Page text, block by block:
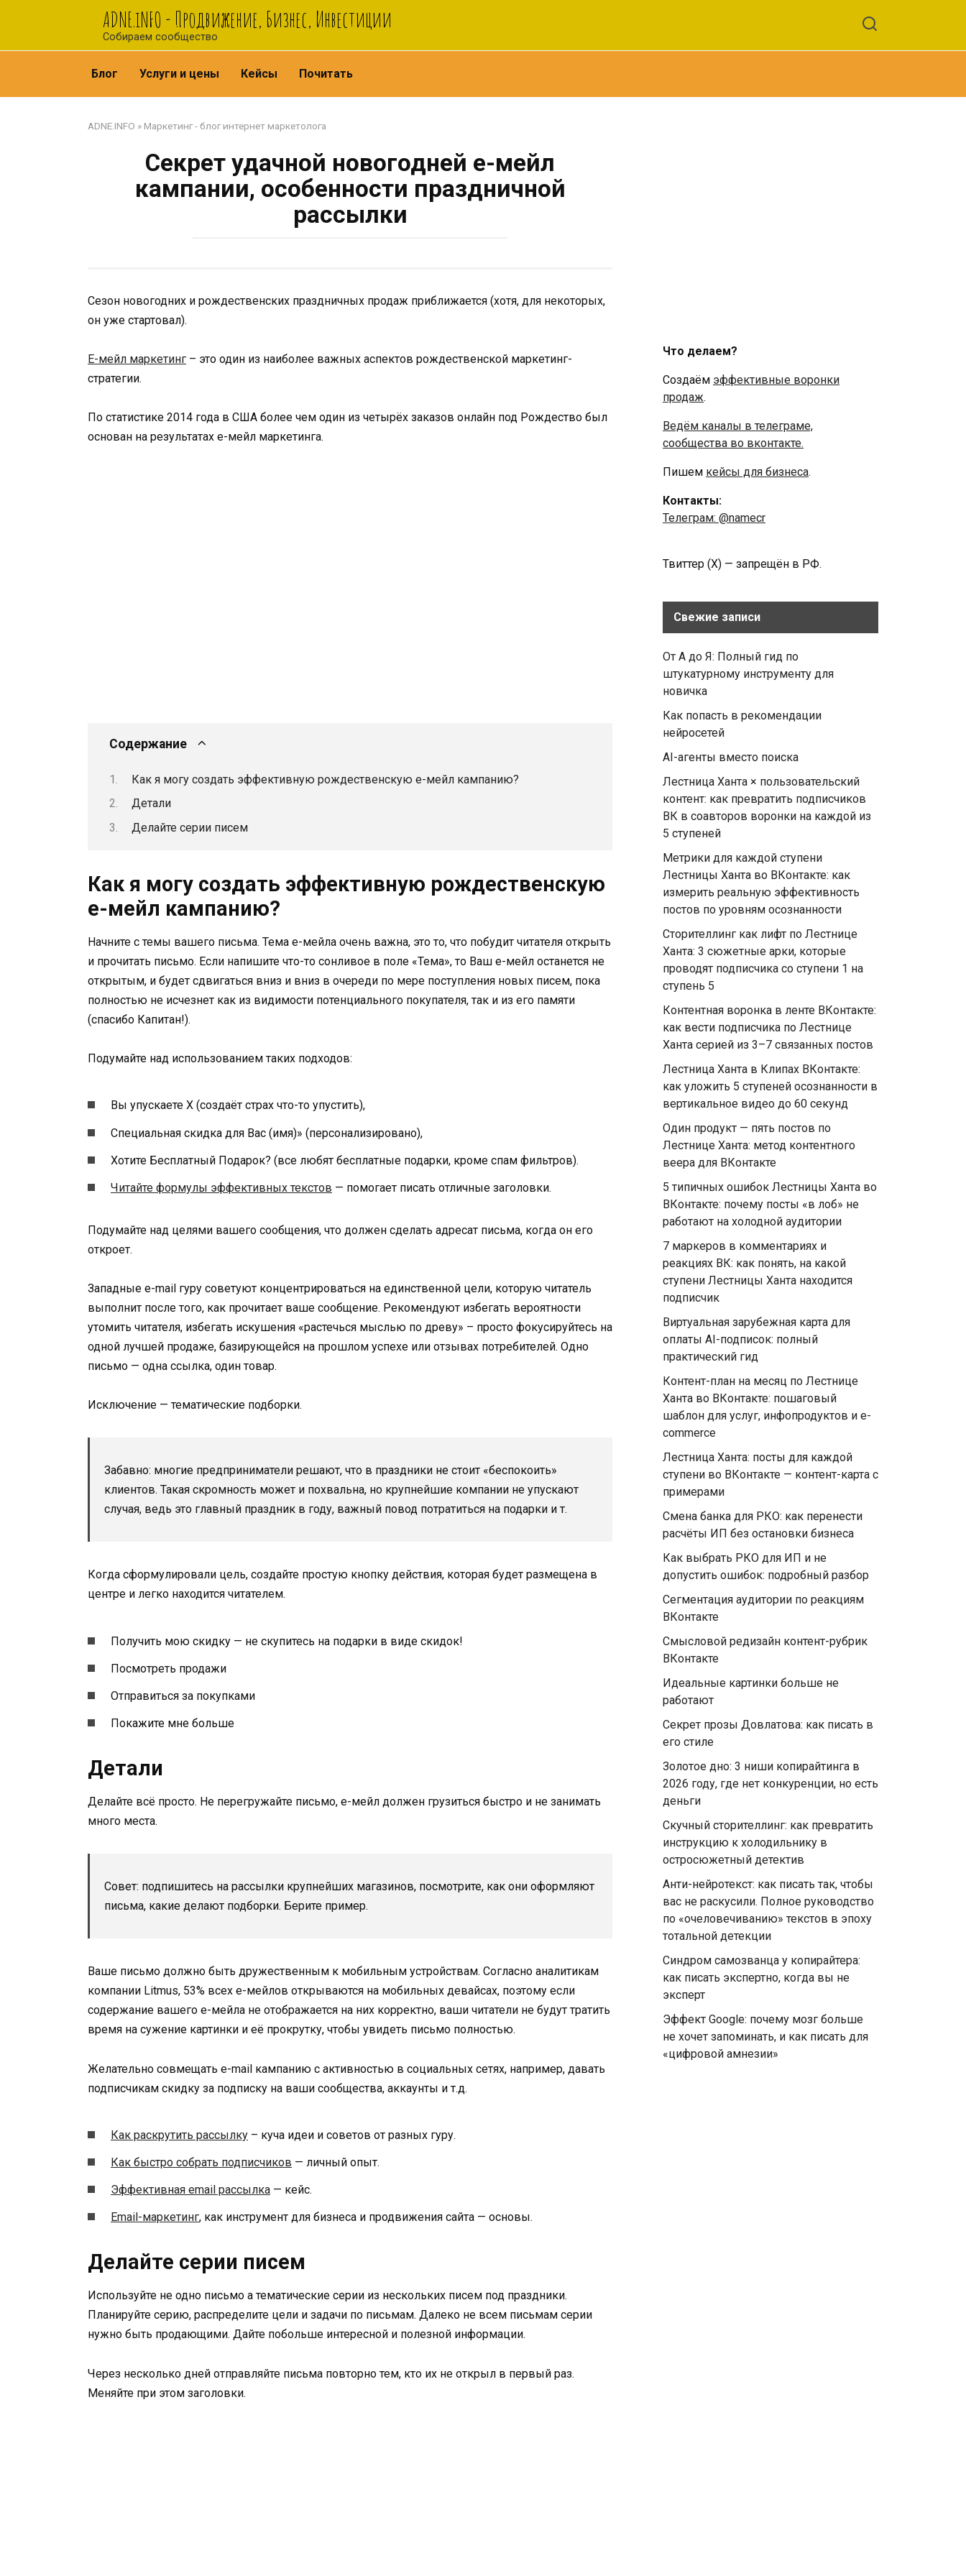
ADNE.iNFO - Продвижение, Бизнес, Инвестиции
Собираем сообщество
Блог Услуги и цены Кейсы Почитать
ADNE.INFO » Маркетинг - блог интернет маркетолога
Секрет удачной новогодней е-мейл
кампании, особенности праздничной
рассылки
Сезон новогодних и рождественских праздничных продаж приближается (хотя, для некоторых,
он уже стартовал).
Е-мейл маркетинг – это один из наиболее важных аспектов рождественской маркетинг-
стратегии.
По статистике 2014 года в США более чем один из четырёх заказов онлайн под Рождество был
основан на результатах е-мейл маркетинга.
Содержание
Как я могу создать эффективную рождественскую е-мейл кампанию?
Детали
Делайте серии писем
Как я могу создать эффективную рождественскую
е-мейл кампанию?
Начните с темы вашего письма. Тема е-мейла очень важна, это то, что побудит читателя открыть
и прочитать письмо. Если напишите что-то сонливое в поле «Тема», то Ваш е-мейл останется не
открытым, и будет сдвигаться вниз и вниз в очереди по мере поступления новых писем, пока
полностью не исчезнет как из видимости потенциального покупателя, так и из его памяти
(спасибо Капитан!).
Подумайте над использованием таких подходов:
Вы упускаете Х (создаёт страх что-то упустить),
Специальная скидка для Вас (имя)» (персонализировано),
Хотите Бесплатный Подарок? (все любят бесплатные подарки, кроме спам фильтров).
Читайте формулы эффективных текстов — помогает писать отличные заголовки.
Подумайте над целями вашего сообщения, что должен сделать адресат письма, когда он его
откроет.
Западные e-mail гуру советуют концентрироваться на единственной цели, которую читатель
выполнит после того, как прочитает ваше сообщение. Рекомендуют избегать вероятности
утомить читателя, избегать искушения «растечься мыслью по древу» – просто фокусируйтесь на
одной лучшей продаже, базирующейся на прошлом успехе или отзывах потребителей. Одно
письмо — одна ссылка, один товар.
Исключение — тематические подборки.
Забавно: многие предприниматели решают, что в праздники не стоит «беспокоить»
клиентов. Такая скромность может и похвальна, но крупнейшие компании не упускают
случая, ведь это главный праздник в году, важный повод потратиться на подарки и т.
Когда сформулировали цель, создайте простую кнопку действия, которая будет размещена в
центре и легко находится читателем.
Получить мою скидку — не скупитесь на подарки в виде скидок!
Посмотреть продажи
Отправиться за покупками
Покажите мне больше
Детали
Делайте всё просто. Не перегружайте письмо, е-мейл должен грузиться быстро и не занимать
много места.
Совет: подпишитесь на рассылки крупнейших магазинов, посмотрите, как они оформляют
письма, какие делают подборки. Берите пример.
Ваше письмо должно быть дружественным к мобильным устройствам. Согласно аналитикам
компании Litmus, 53% всех е-мейлов открываются на мобильных девайсах, поэтому если
содержание вашего е-мейла не отображается на них корректно, ваши читатели не будут тратить
время на сужение картинки и её прокрутку, чтобы увидеть письмо полностью.
Желательно совмещать e-mail кампанию с активностью в социальных сетях, например, давать
подписчикам скидку за подписку на ваши сообщества, аккаунты и т.д.
Как раскрутить рассылку – куча идеи и советов от разных гуру.
Как быстро собрать подписчиков — личный опыт.
Эффективная email рассылка — кейс.
Email-маркетинг, как инструмент для бизнеса и продвижения сайта — основы.
Делайте серии писем
Используйте не одно письмо а тематические серии из нескольких писем под праздники.
Планируйте серию, распределите цели и задачи по письмам. Далеко не всем письмам серии
нужно быть продающими. Дайте побольше интересной и полезной информации.
Через несколько дней отправляйте письма повторно тем, кто их не открыл в первый раз.
Меняйте при этом заголовки.
Что делаем?
Создаём эффективные воронки
продаж.
Ведём каналы в телеграме,
сообщества во вконтакте.
Пишем кейсы для бизнеса.
Контакты:
Телеграм: @namecr
Твиттер (Х) — запрещён в РФ.
Свежие записи
От А до Я: Полный гид по
штукатурному инструменту для
новичка
Как попасть в рекомендации
нейросетей
AI-агенты вместо поиска
Лестница Ханта × пользовательский
контент: как превратить подписчиков
ВК в соавторов воронки на каждой из
5 ступеней
Метрики для каждой ступени
Лестницы Ханта во ВКонтакте: как
измерить реальную эффективность
постов по уровням осознанности
Сторителлинг как лифт по Лестнице
Ханта: 3 сюжетные арки, которые
проводят подписчика со ступени 1 на
ступень 5
Контентная воронка в ленте ВКонтакте:
как вести подписчика по Лестнице
Ханта серией из 3–7 связанных постов
Лестница Ханта в Клипах ВКонтакте:
как уложить 5 ступеней осознанности в
вертикальное видео до 60 секунд
Один продукт — пять постов по
Лестнице Ханта: метод контентного
веера для ВКонтакте
5 типичных ошибок Лестницы Ханта во
ВКонтакте: почему посты «в лоб» не
работают на холодной аудитории
7 маркеров в комментариях и
реакциях ВК: как понять, на какой
ступени Лестницы Ханта находится
подписчик
Виртуальная зарубежная карта для
оплаты AI-подписок: полный
практический гид
Контент-план на месяц по Лестнице
Ханта во ВКонтакте: пошаговый
шаблон для услуг, инфопродуктов и e-
commerce
Лестница Ханта: посты для каждой
ступени во ВКонтакте — контент-карта с
примерами
Смена банка для РКО: как перенести
расчёты ИП без остановки бизнеса
Как выбрать РКО для ИП и не
допустить ошибок: подробный разбор
Сегментация аудитории по реакциям
ВКонтакте
Смысловой редизайн контент-рубрик
ВКонтакте
Идеальные картинки больше не
работают
Секрет прозы Довлатова: как писать в
его стиле
Золотое дно: 3 ниши копирайтинга в
2026 году, где нет конкуренции, но есть
деньги
Скучный сторителлинг: как превратить
инструкцию к холодильнику в
остросюжетный детектив
Анти-нейротекст: как писать так, чтобы
вас не раскусили. Полное руководство
по «очеловечиванию» текстов в эпоху
тотальной детекции
Синдром самозванца у копирайтера:
как писать экспертно, когда вы не
эксперт
Эффект Google: почему мозг больше
не хочет запоминать, и как писать для
«цифровой амнезии»